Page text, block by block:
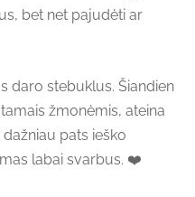
bet net pajudėti ar
daro stebuklus. Šiandien
žmonėmis, ateina
pats ieško
labai svarbus. ❤️